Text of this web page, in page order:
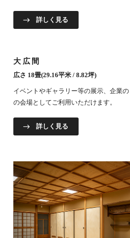
詳しく見る
大広間
広さ 18畳(29.16平米 / 8.82坪)
イベントやギャラリー等の展示、企業
の会場としてご利用いただけます。
詳しく見る